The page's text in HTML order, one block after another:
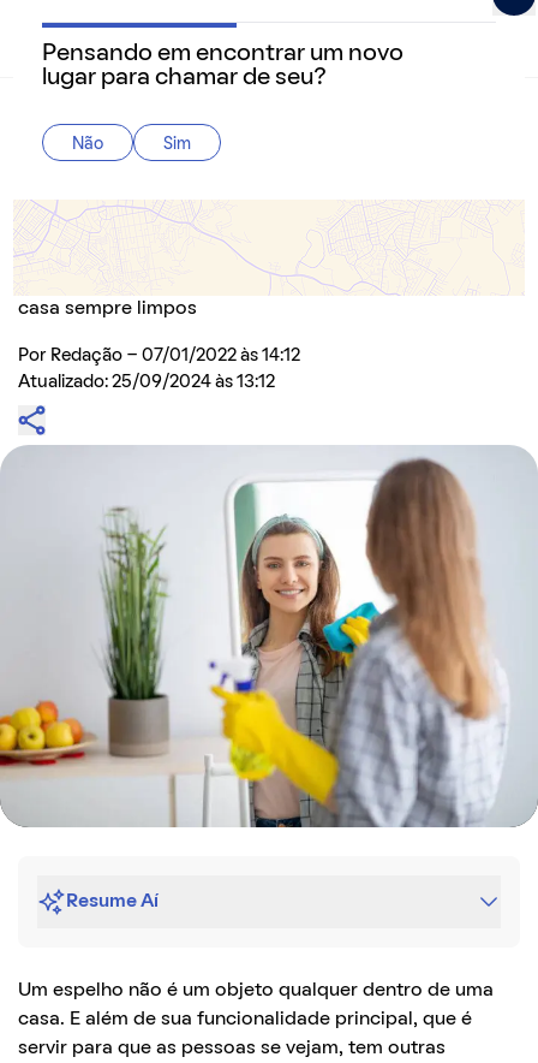
QuintoAndar Guias - Inspiração e tudo o que você
Como limpar espelho: dicas para você deixar
suas peças brilhando
Saiba o que fazer e, principalmente, o que não fazer
para aumentar a vida útil e manter os espelhos da sua
casa sempre limpos
Por Redação - 07/01/2022 às 14:12
Atualizado: 25/09/2024 às 13:12
Resume Aí
Um espelho não é um objeto qualquer dentro de uma
casa. E além de sua funcionalidade principal, que é
servir para que as pessoas se vejam, tem outras
Pensando em encontrar um novo
lugar para chamar de seu?
Não Sim